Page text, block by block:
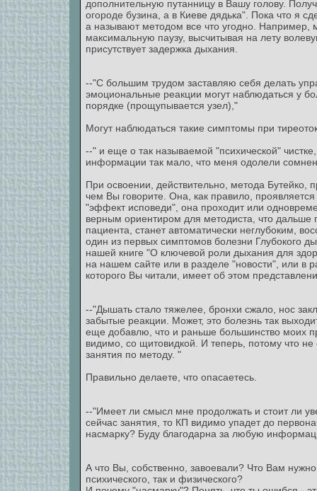
дополнительную путанницу в Вашу голову.
огороде бузина, а в Киеве дядька". Пока что я
а называют методом все что угодно.
максимальную паузу, высчитывая на лету
присутствует задержка дыхания.
--"С большим трудом заставляю себя делать
эмоциональные реакции могут наблюдаться у
порядке (прощупывается узел),"
Могут наблюдаться такие симптомы при
--" и еще о так называемой "психической"
информации так мало, что меня одолели
При освоении, действительно, метода Бутейко,
чем Вы говорите. Она, как правило,
"эффект исповеди", она проходит или
верным ориентиром для методиста, что
пациента, станет автоматически неглубоким,
один из первых симптомов болезни Глубокого
нашей книге "О ключевой роли дыхания для
на нашем сайте или в разделе "новости", или в
которого Вы читали, имеет об этом
--"Дышать стало тяжелее, бронхи сжало, нос
забытые реакции. Может, это болезнь так
еще добавлю, что и раньше большинство моих
видимо, со щитовидкой. И теперь, потому что
занятия по методу. "
Правильно делаете, что опасаетесь.
--"Имеет ли смысл мне продолжать и стоит ли
сейчас занятия, то КП видимо упадет до
насмарку? Буду благодарна за любую
А что Вы, собственно, завоевали? Что Вам
психического, так и физического?